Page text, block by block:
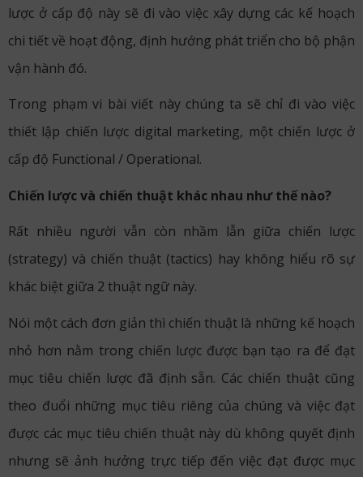
lược ở cấp độ này sẽ đi vào việc xây dựng các kế hoạch
chi tiết về hoạt động, định hướng phát triển cho bộ phận
vận hành đó.
Trong phạm vi bài viết này chúng ta sẽ chỉ đi vào việc
thiết lập chiến lược digital marketing, một chiến lược ở
cấp độ Functional / Operational.
Chiến lược và chiến thuật khác nhau như thế nào?
Rất nhiều người vẫn còn nhầm lẫn giữa chiến lược
(strategy) và chiến thuật (tactics) hay không hiểu rõ sự
khác biệt giữa 2 thuật ngữ này.
Nói một cách đơn giản thì chiến thuật là những kế hoạch
nhỏ hơn nằm trong chiến lược được bạn tạo ra để đạt
mục tiêu chiến lược đã định sẵn. Các chiến thuật cũng
theo đuổi những mục tiêu riêng của chúng và việc đạt
được các mục tiêu chiến thuật này dù không quyết định
nhưng sẽ ảnh hưởng trực tiếp đến việc đạt được mục